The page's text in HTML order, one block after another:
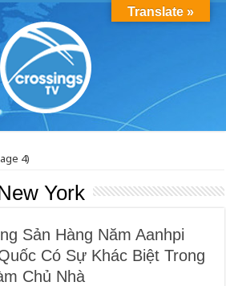
4)
York
Sản Hàng Năm Aanhpi
Có Sự Khác Biệt Trong
Chủ Nhà
Translate »